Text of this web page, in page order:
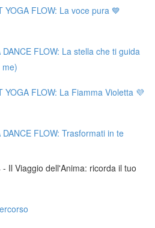
YOGA FLOW: La voce pura 💙
FLOW: La stella che ti guida
me)
YOGA FLOW: La Fiamma Violetta 💜
FLOW: Trasformati in te
Il Viaggio dell'Anima: ricorda il tuo